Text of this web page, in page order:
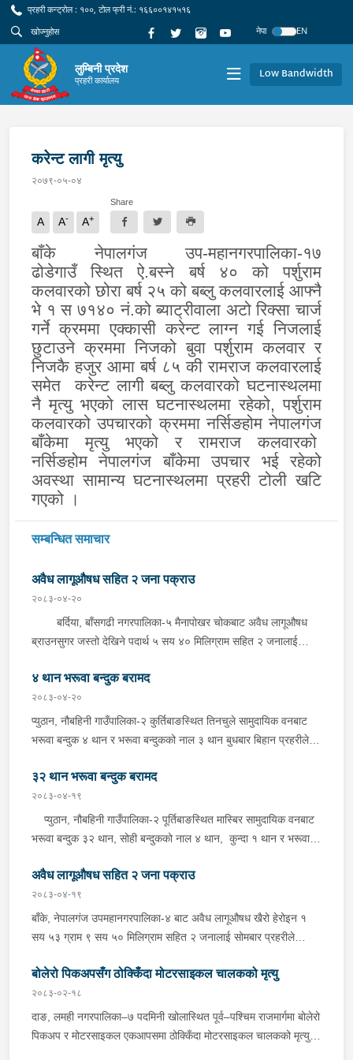
प्रहरी कन्ट्रोल : १००, टोल फ्री नं.: १६६००१४१५१६
नेपा
EN
लुम्बिनी प्रदेश
प्रहरी कार्यालय Low Bandwidth
करेन्ट लागी मृत्यु
२०७९-०५-०४
A A- A+
Share
बाँके नेपालगंज उप-महानगरपालिका-१७
ढोडेगाउँस्थित ऐ.बस्ने बर्ष ४० को पर्शुराम
कलवारको छोरा बर्ष २५ को बब्लु कलवारलाई आफ्नै
भे १ स ७१४० नं.को ब्याट्रीवाला अटो रिक्सा चार्ज
गर्ने क्रममा एक्कासी करेन्ट लाग्न गई निजलाई
छुटाउने क्रममा निजको बुवा पर्शुराम कलवार र
निजकै हजुर आमा बर्ष ८५ की रामराज कलवारलाई
समेत करेन्ट लागी बब्लु कलवारको घटनास्थलमा
नै मृत्यु भएको लास घटनास्थलमा रहेको, पर्शुराम
कलवारको उपचारको क्रममा नर्सिङहोम नेपालगंज
बाँकेमा मृत्यु भएको र रामराज कलवारको
नर्सिङहोम नेपालगंज बाँकेमा उपचार भई रहेको
अवस्था सामान्य घटनास्थलमाप्रहरीटोली खटि
गएको ।
सम्बन्धित समाचार
अवैध लागूऔषध सहित २ जना पक्राउ
२०८३-०४-२०
बर्दिया, बाँसगढी नगरपालिका-५ मैनापोखर चोकबाट अवैध लागूऔषध
ब्राउनसुगर जस्तो देखिने पदार्थ ५ सय ४० मिलिग्राम सहित २ जनालाई
नगरपालिका-६ बस्ने २४ वर्षीय किरण नेपाली र ३६ वर्षीय सतिराम थारू रहेका
छन् । इलाका प्रहरी कार्यालय मोतिपुरबाट खटिएको प्रहरीले दमौलीबाट
बासगढीतर्फ आउँदै गरेको भे.५ प २०३९ नम्बरको मोटरसाइकलमा सवार
उनीहरूलाई उक्त पदार्थ सहित पक्राउ गरेको हो ।यस सम्बन्धमा प्रहरीले
४ थान भरूवा बन्दुक बरामद
२०८३-०४-२०
प्युठान, नौबहिनी गाउँपालिका-२ कुर्तिबाङस्थित तिनचुले सामुदायिक वनबाट
भरूवा बन्दुक ४ थान र भरूवा बन्दुकको नाल ३ थान बुधबार बिहान प्रहरीले
उक्त बन्दुक फेला पारी बरामद गरेको हो । यस सम्बन्धमा प्रहरीले आवश्यक
अनुसन्धान गरिरहेको छ ।
३२ थान भरूवा बन्दुक बरामद
२०८३-०४-१९
प्युठान, नौबहिनी गाउँपालिका-२ पूर्तिबाङस्थित मास्बिर सामुदायिक वनबाट
भरूवा बन्दुक ३२ थान, सोही बन्दुकको नाल ४ थान, कुन्दा १ थान र भरूवा
प्रहरी कार्यालय लुङबाहानेबाट खटिएको प्रहरीले उक्त हातहतियार फेला पारी
बरामद गरेको हो । यस सम्बन्धमा प्रहरीले आवश्यक अनुसन्धान गरिरहेको
छ ।
अवैध लागूऔषध सहित २ जना पक्राउ
२०८३-०४-१९
बाँके, नेपालगंज उपमहानगरपालिका-४ बाट अवैध लागूऔषध खैरो हेरोइन १
सय ५३ ग्राम ९ सय ५० मिलिग्राम सहित २ जनालाई सोमबार प्रहरीले
वर्षीय सुशिल भण्डारी र सोही उपमहानगरपालिका-१० बस्ने ५५ वर्षीय अरूण
कुमार जयसवाल रहेका छन् । लागूऔषध नियन्त्रण ब्यूरो शाखा कार्यालय
नेपालगंजबाट खटिएको प्रहरीले उनीहरूलाई उक्त लागूऔषध सहित पक्राउ
गरेको हो । थप अनुसन्धानको क्रममा प्रहरीले अरूण कुमारको घर तलासी
बोलेरो पिकअपसँग ठोक्किँदा मोटरसाइकल चालकको मृत्यु
२०८३-०२-१८
दाङ, लमही नगरपालिका–७ पदमिनी खोलास्थित पूर्व–पश्चिम राजमार्गमा बोलेरो
पिकअप र मोटरसाइकल एकआपसमा ठोक्किँदा मोटरसाइकल चालकको मृत्यु